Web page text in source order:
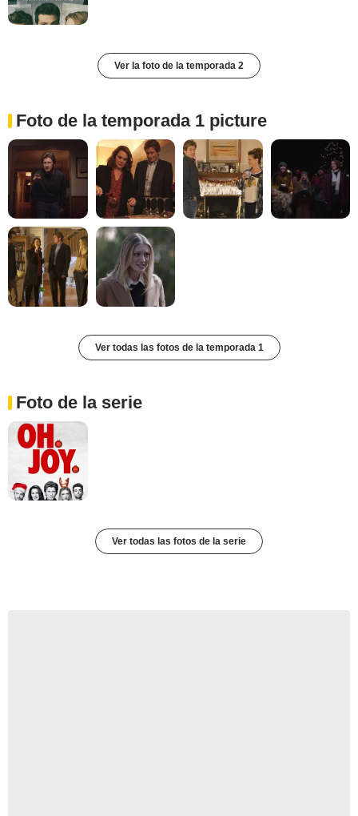
Ver la foto de la temporada 2
Foto de la temporada 1 picture
Ver todas las fotos de la temporada 1
Foto de la serie
Ver todas las fotos de la serie